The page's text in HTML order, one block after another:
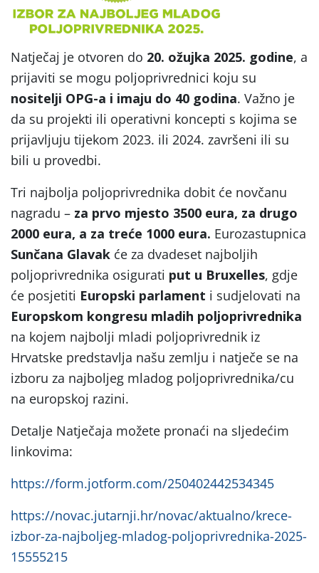
Natječaj je otvoren do 20. ožujka 2025. godine, a
prijaviti se mogu poljoprivrednici koju su
nositelji OPG-a i imaju do 40 godina. Važno je
da su projekti ili operativni koncepti s kojima se
prijavljuju tijekom 2023. ili 2024. završeni ili su
bili u provedbi.
Tri najbolja poljoprivrednika dobit će novčanu
nagradu – za prvo mjesto 3500 eura, za drugo
2000 eura, a za treće 1000 eura. Eurozastupnica
Sunčana Glavak će za dvadeset najboljih
poljoprivrednika osigurati put u Bruxelles, gdje
će posjetiti Europski parlament i sudjelovati na
Europskom kongresu mladih poljoprivrednika
na kojem najbolji mladi poljoprivrednik iz
Hrvatske predstavlja našu zemlju i natječe se na
izboru za najboljeg mladog poljoprivrednika/cu
na europskoj razini.
Detalje Natječaja možete pronaći na sljedećim
linkovima:
https://form.jotform.com/250402442534345
https://novac.jutarnji.hr/novac/aktualno/krece-
izbor-za-najboljeg-mladog-poljoprivrednika-2025-
15555215